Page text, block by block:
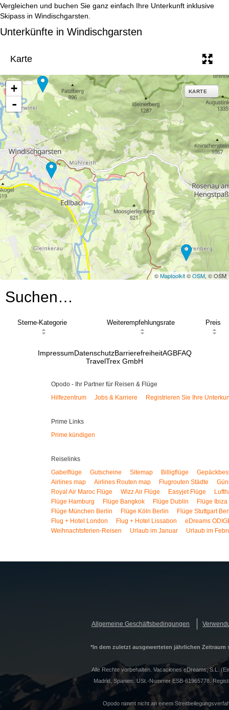
t
e
Vergleichen und buchen Sie ganz einfach Ihre Unterkunft inklusive
Skipass in Windischgarsten.
Unterkünfte in Windischgarsten
Karte
+
-
KARTE
©Maptoolkit©OSM, © OSM
Suchen…
Sterne-Kategorie Weiterempfehlungsrate Preis
ImpressumDatenschutzBarrierefreiheitAGBFAQ
TravelTrex GmbH